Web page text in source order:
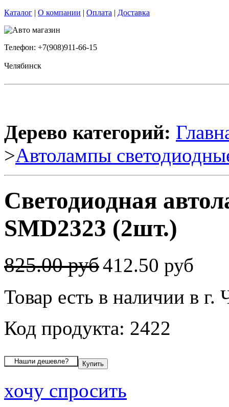
Каталог | О компании | Оплата | Доставка
Телефон: +7(908)911-66-15
Челябинск
Дерево категорий:
>Автолампы
Светодиодная
SMD2323 (2шт.)
825.00 руб412.50 руб
Товар есть в наличии в г.
Код продукта: 2422
хочу спросить